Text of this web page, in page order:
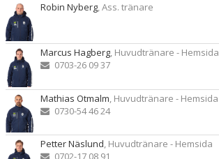
Robin Nyberg, Ass. tränare
Marcus Hagberg, Huvudtränare - Hemsida
0703-26 09 37
Mathias Otmalm, Huvudtränare - Hemsida
0730-54 46 24
Petter Näslund, Huvudtränare - Hemsida
0702-17 08 91